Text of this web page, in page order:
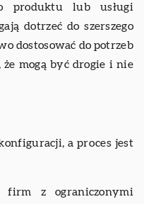
produktu lub usługi
dotrzeć do szerszego
dostosować do potrzeb
mogą być drogie i nie
a proces jest
firm z ograniczonymi